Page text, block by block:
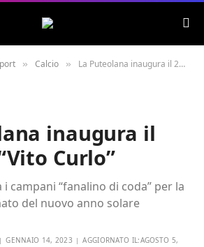
» Calcio » La Puteolana inaugura il 2023 del “Vito Curlo”
inaugura il
Curlo”
campani “fanalino di coda” per la
del nuovo anno solare
GENNAIO 14, 2023 AGGIORNATO IL:AGOSTO 5,